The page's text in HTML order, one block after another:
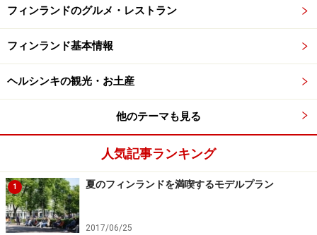
会のドームを再現したかのような八角形の丸天井が目を
引きます。その材木の端々に書かれたアルファベット
は、実は建造に携わった棟梁たち自身が施したという、
逆さまになっていたりとちょっぴり奇妙！当時の棟梁た
ちの識字力はまだ乏しく、アルファベットさえまともに
フィンランドのグルメ・レストラン
フィンランド基本情報
ヘルシンキの観光・お土産
他のテーマも見る
人気記事ランキング
1 夏のフィンランドを満喫するモデルプラン
2017/06/25